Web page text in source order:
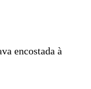
encostada à